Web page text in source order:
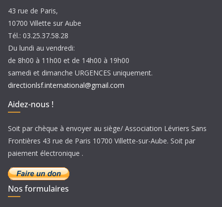
43 rue de Paris,
10700 Villette sur Aube
Tél.: 03.25.37.58.28
Du lundi au vendredi:
de 8h00 à 11h00 et de 14h00 à 19h00
samedi et dimanche URGENCES uniquement.
directionlsf.international@gmail.com
Aidez-nous !
Soit par chèque à envoyer au siège/ Association Lévriers Sans
Frontières 43 rue de Paris 10700 Villette-sur-Aube. Soit par
paiement électronique .
Nos formulaires